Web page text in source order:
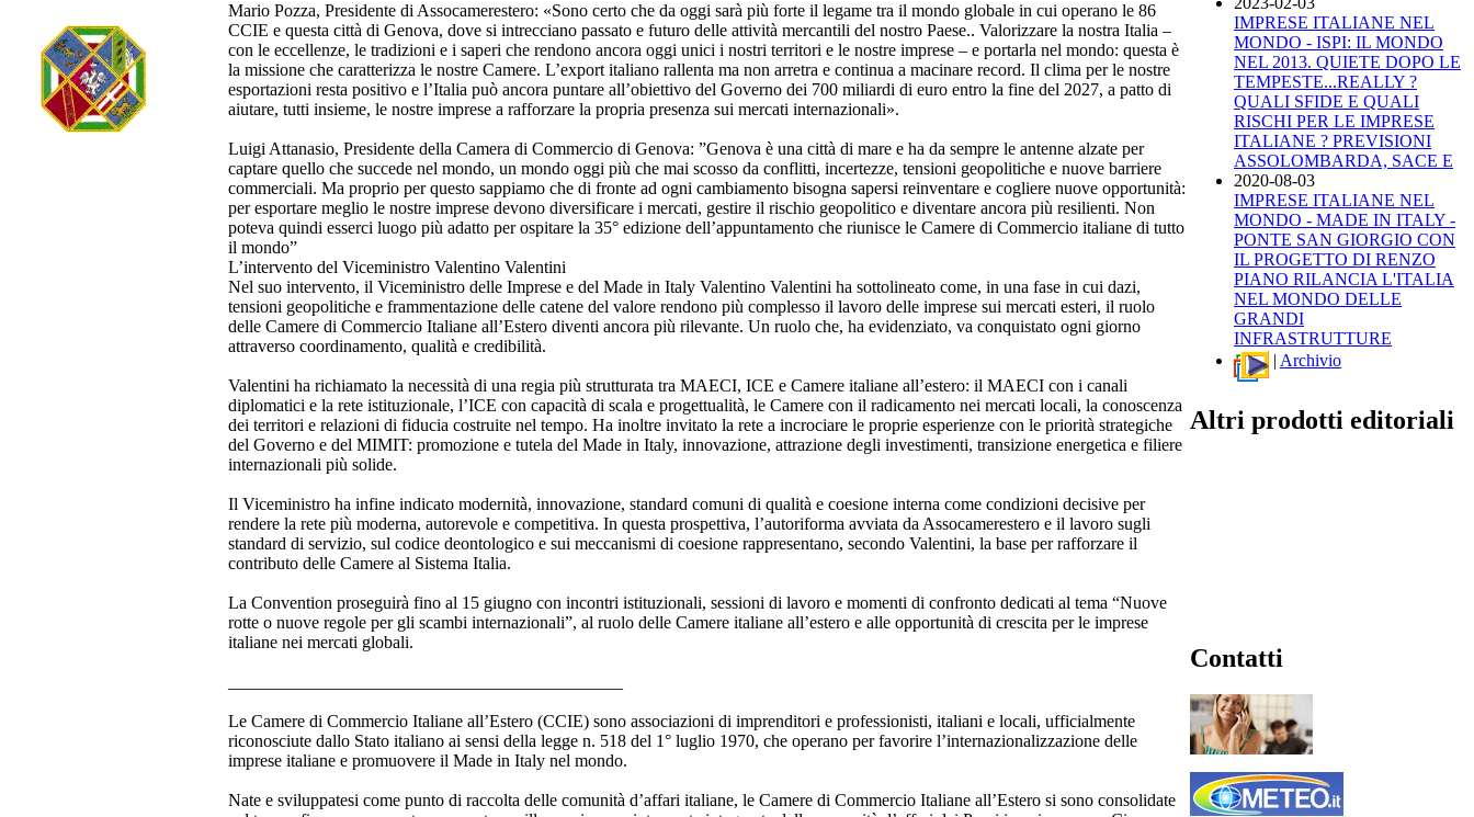
Mario Pozza, Presidente di Assocamerestero: «Sono certo che da oggi sarà più forte il legame tra il mondo globale in cui operano le 86
CCIE e questa città di Genova, dove si intrecciano passato e futuro delle attività mercantili del nostro Paese.. Valorizzare la nostra Italia –
con le eccellenze, le tradizioni e i saperi che rendono ancora oggi unici i nostri territori e le nostre imprese – e portarla nel mondo: questa è
la missione che caratterizza le nostre Camere. L’export italiano rallenta ma non arretra e continua a macinare record. Il clima per le nostre
esportazioni resta positivo e l’Italia può ancora puntare all’obiettivo del Governo dei 700 miliardi di euro entro la fine del 2027, a patto di
aiutare, tutti insieme, le nostre imprese a rafforzare la propria presenza sui mercati internazionali».
Luigi Attanasio, Presidente della Camera di Commercio di Genova: ”Genova è una città di mare e ha da sempre le antenne alzate per
captare quello che succede nel mondo, un mondo oggi più che mai scosso da conflitti, incertezze, tensioni geopolitiche e nuove barriere
commerciali. Ma proprio per questo sappiamo che di fronte ad ogni cambiamento bisogna sapersi reinventare e cogliere nuove opportunità:
per esportare meglio le nostre imprese devono diversificare i mercati, gestire il rischio geopolitico e diventare ancora più resilienti. Non
poteva quindi esserci luogo più adatto per ospitare la 35° edizione dell’appuntamento che riunisce le Camere di Commercio italiane di tutto
il mondo”
L’intervento del Viceministro Valentino Valentini
Nel suo intervento, il Viceministro delle Imprese e del Made in Italy Valentino Valentini ha sottolineato come, in una fase in cui dazi,
tensioni geopolitiche e frammentazione delle catene del valore rendono più complesso il lavoro delle imprese sui mercati esteri, il ruolo
delle Camere di Commercio Italiane all’Estero diventi ancora più rilevante. Un ruolo che, ha evidenziato, va conquistato ogni giorno
attraverso coordinamento, qualità e credibilità.
Valentini ha richiamato la necessità di una regia più strutturata tra MAECI, ICE e Camere italiane all’estero: il MAECI con i canali
diplomatici e la rete istituzionale, l’ICE con capacità di scala e progettualità, le Camere con il radicamento nei mercati locali, la conoscenza
dei territori e relazioni di fiducia costruite nel tempo. Ha inoltre invitato la rete a incrociare le proprie esperienze con le priorità strategiche
del Governo e del MIMIT: promozione e tutela del Made in Italy, innovazione, attrazione degli investimenti, transizione energetica e filiere
internazionali più solide.
Il Viceministro ha infine indicato modernità, innovazione, standard comuni di qualità e coesione interna come condizioni decisive per
rendere la rete più moderna, autorevole e competitiva. In questa prospettiva, l’autoriforma avviata da Assocamerestero e il lavoro sugli
standard di servizio, sul codice deontologico e sui meccanismi di coesione rappresentano, secondo Valentini, la base per rafforzare il
contributo delle Camere al Sistema Italia.
La Convention proseguirà fino al 15 giugno con incontri istituzionali, sessioni di lavoro e momenti di confronto dedicati al tema “Nuove
rotte o nuove regole per gli scambi internazionali”, al ruolo delle Camere italiane all’estero e alle opportunità di crescita per le imprese
italiane nei mercati globali.
Le Camere di Commercio Italiane all’Estero (CCIE) sono associazioni di imprenditori e professionisti, italiani e locali, ufficialmente
riconosciute dallo Stato italiano ai sensi della legge n. 518 del 1° luglio 1970, che operano per favorire l’internazionalizzazione delle
imprese italiane e promuovere il Made in Italy nel mondo.
Nate e sviluppatesi come punto di raccolta delle comunità d’affari italiane, le Camere di Commercio Italiane all’Estero si sono consolidate
IMPRESE ITALIANE NEL
MONDO - ISPI: IL MONDO
NEL 2013. QUIETE DOPO LE
TEMPESTE...REALLY ?
QUALI SFIDE E QUALI
RISCHI PER LE IMPRESE
ITALIANE ? PREVISIONI
ASSOLOMBARDA, SACE E
2020-08-03
IMPRESE ITALIANE NEL
MONDO - MADE IN ITALY -
PONTE SAN GIORGIO CON
IL PROGETTO DI RENZO
PIANO RILANCIA L'ITALIA
NEL MONDO DELLE
GRANDI
INFRASTRUTTURE
| Archivio
Altri prodotti editoriali
Contatti